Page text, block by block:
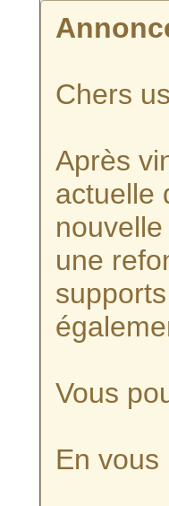
Chers
Après
actuelle
une
Vous
En vous